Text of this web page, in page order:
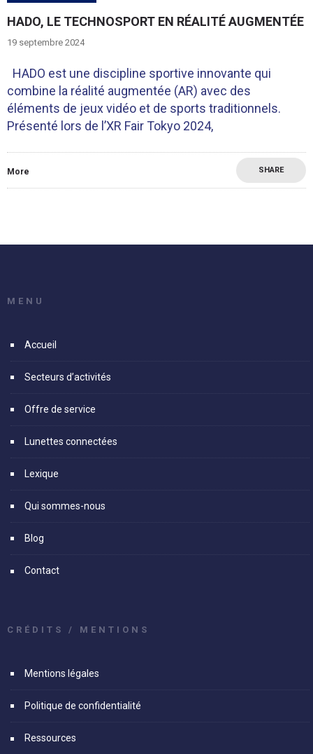
HADO, LE TECHNOSPORT EN RÉALITÉ AUGMENTÉE
19 septembre 2024
HADO est une discipline sportive innovante qui
combine la réalité augmentée (AR) avec des
éléments de jeux vidéo et de sports traditionnels.
Présenté lors de l’XR Fair Tokyo 2024,
More SHARE
MENU
Accueil
Secteurs d’activités
Offre de service
Lunettes connectées
Lexique
Qui sommes-nous
Blog
Contact
CRÉDITS / MENTIONS
Mentions légales
Politique de confidentialité
Ressources